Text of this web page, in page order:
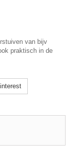
van bijv
praktisch in de